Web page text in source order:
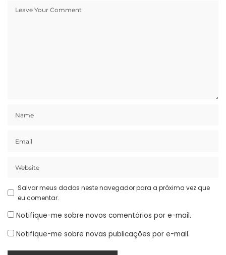
Salvar meus dados neste navegador para a próxima vez que
eu comentar.
Notifique-me sobre novos comentários por e-mail.
Notifique-me sobre novas publicações por e-mail.